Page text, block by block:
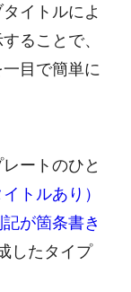
イトルによ
ることで、
目で簡単に
ートのひと
トルあり）
が箇条書き
したタイプ